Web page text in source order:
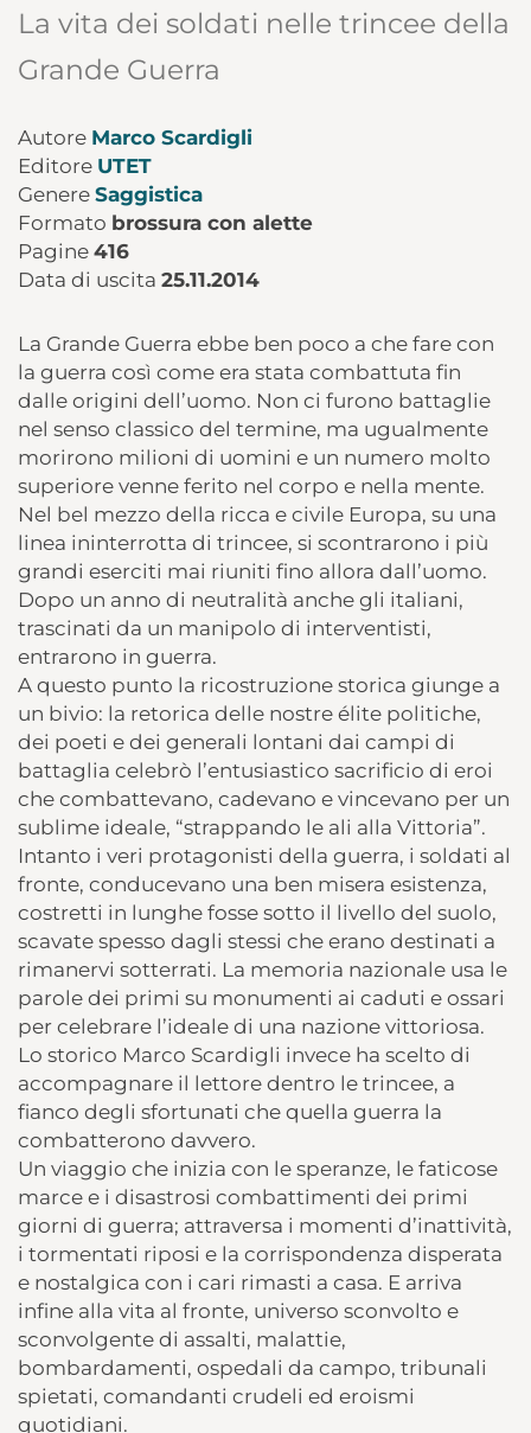
La vita dei soldati nelle trincee della
Grande Guerra
Autore Marco Scardigli
Editore UTET
Genere Saggistica
Formato brossura con alette
Pagine 416
Data di uscita 25.11.2014
La Grande Guerra ebbe ben poco a che fare con
la guerra così come era stata combattuta fin
dalle origini dell’uomo. Non ci furono battaglie
nel senso classico del termine, ma ugualmente
morirono milioni di uomini e un numero molto
superiore venne ferito nel corpo e nella mente.
Nel bel mezzo della ricca e civile Europa, su una
linea ininterrotta di trincee, si scontrarono i più
grandi eserciti mai riuniti fino allora dall’uomo.
Dopo un anno di neutralità anche gli italiani,
trascinati da un manipolo di interventisti,
entrarono in guerra.
A questo punto la ricostruzione storica giunge a
un bivio: la retorica delle nostre élite politiche,
dei poeti e dei generali lontani dai campi di
battaglia celebrò l’entusiastico sacrificio di eroi
che combattevano, cadevano e vincevano per un
sublime ideale, “strappando le ali alla Vittoria”.
Intanto i veri protagonisti della guerra, i soldati al
fronte, conducevano una ben misera esistenza,
costretti in lunghe fosse sotto il livello del suolo,
scavate spesso dagli stessi che erano destinati a
rimanervi sotterrati. La memoria nazionale usa le
parole dei primi su monumenti ai caduti e ossari
per celebrare l’ideale di una nazione vittoriosa.
Lo storico Marco Scardigli invece ha scelto di
accompagnare il lettore dentro le trincee, a
fianco degli sfortunati che quella guerra la
combatterono davvero.
Un viaggio che inizia con le speranze, le faticose
marce e i disastrosi combattimenti dei primi
giorni di guerra; attraversa i momenti d’inattività,
i tormentati riposi e la corrispondenza disperata
e nostalgica con i cari rimasti a casa. E arriva
infine alla vita al fronte, universo sconvolto e
sconvolgente di assalti, malattie,
bombardamenti, ospedali da campo, tribunali
spietati, comandanti crudeli ed eroismi
quotidiani.